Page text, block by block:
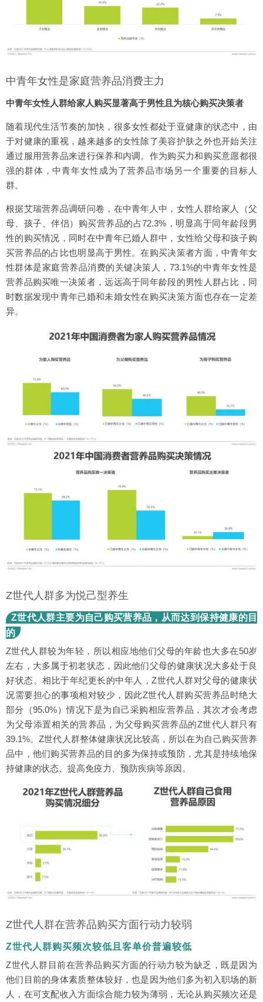
中青年女性是家庭营养品消费主力
中青年女性人群给家人购买显著高于男性且为核心购买决策者
随着现代生活节奏的加快，很多女性都处于亚健康的状态中，由
于对健康的重视，越来越多的女性除了美容护肤之外也开始关注
通过服用营养品来进行保养和内调。作为购买力和购买意愿都很
强的群体，中青年女性成为了营养品市场另一个重要的目标人
群。
根据艾瑞营养品调研问卷，在中青年人中，女性人群给家人（父
母、孩子、伴侣）购买营养品的占72.3%，明显高于同年龄段男
性的购买情况，同时在中青年已婚人群中，女性给父母和孩子购
买营养品的占比也明显高于男性。在购买决策者方面，中青年女
性群体是家庭营养品消费的关键决策人，73.1%的中青年女性是
营养品购买唯一决策者，远远高于同年龄段的男性人群占比，同
时数据发现中青年已婚和未婚女性在购买决策方面也存在一定差
异。
Z世代人群多为悦己型养生
Z世代人群主要为自己购买营养品，从而达到保持健康的目
的
Z世代人群较为年轻，所以相应地他们父母的年龄也大多在50岁
左右，大多属于初老状态，因此他们父母的健康状况大多处于良
好状态。相比于年纪更长的中年人，Z世代人群对父母的健康状
况需要担心的事项相对较少，因此Z世代人群购买营养品时绝大
部分（95.0%）情况下是为自己采购相应营养品，其次才会考虑
为父母添置相关的营养品，为父母购买营养品的Z世代人群只有
39.1%。Z世代人群整体健康状况比较高，所以在为自己购买营养
品中，他们购买营养品的目的多为保持或预防，尤其是持续地保
持健康的状态、提高免疫力、预防疾病等原因。
Z世代人群在营养品购买方面行动力较弱
Z世代人群购买频次较低且客单价普遍较低
Z世代人群目前在营养品购买方面的行动力较为缺乏，既是因为
他们目前的身体素质整体较好，也是因为他们多为初入职场的新
人，在可支配收入方面综合能力较为薄弱，无论从购买频次还是